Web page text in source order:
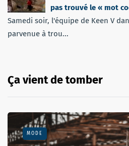
pas trouvé le « mot
Samedi soir, l'équipe de Keen V
parvenue à trou...
Ça vient de tomber
MODE